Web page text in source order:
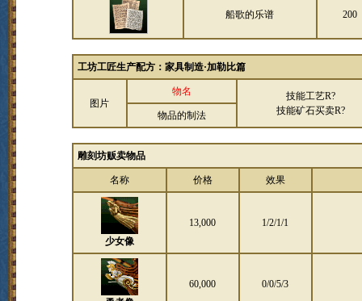
船歌的乐谱 200
工坊工匠生产配方：家具制造·加勒比篇
图片
物名
技能工艺R?
技能矿石买卖R?
物品的制法
雕刻坊贩卖物品
名称 价格 效果
少女像
13,000 1/2/1/1
60,000 0/0/5/3